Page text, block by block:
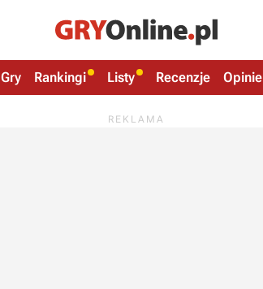
Gry Rankingi Listy Recenzje Opinie